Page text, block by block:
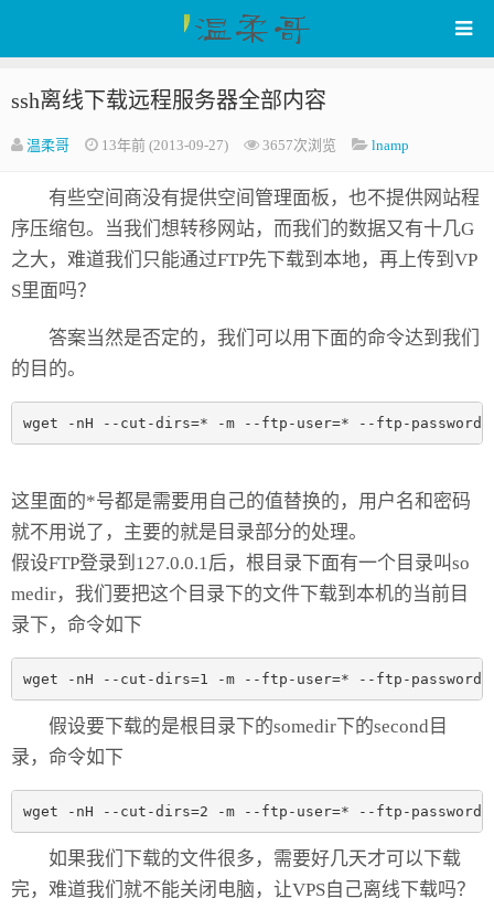
WenRou's Blog
ssh离线下载远程服务器全部内容
温柔哥 13年前 (2013-09-27) 3657次浏览 lnamp
有些空间商没有提供空间管理面板，也不提供网站程
序压缩包。当我们想转移网站，而我们的数据又有十几G
之大，难道我们只能通过FTP先下载到本地，再上传到VP
S里面吗？
答案当然是否定的，我们可以用下面的命令达到我们
的目的。
wget -nH --cut-dirs=* -m --ftp-user=* --ftp-
这里面的*号都是需要用自己的值替换的，用户名和密码
就不用说了，主要的就是目录部分的处理。
假设FTP登录到127.0.0.1后，根目录下面有一个目录叫so
medir，我们要把这个目录下的文件下载到本机的当前目
录下，命令如下
wget -nH --cut-dirs=1 -m --ftp-user=* --ftp-
假设要下载的是根目录下的somedir下的second目
录，命令如下
wget -nH --cut-dirs=2 -m --ftp-user=* --ftp-
如果我们下载的文件很多，需要好几天才可以下载
完，难道我们就不能关闭电脑，让VPS自己离线下载吗？